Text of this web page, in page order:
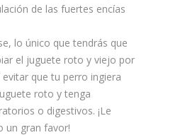
de las fuertes encías
lo único que tendrás que
el juguete roto y viejo por
que tu perro ingiera
roto y tenga
o digestivos. ¡Le
un gran favor!